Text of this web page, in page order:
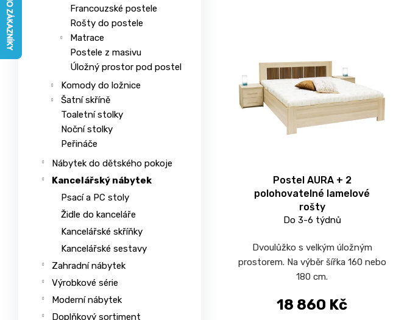
Francouzské postele
Rošty do postele
Matrace
Postele z masivu
Úložný prostor pod postel
Komody do ložnice
Šatní skříně
Toaletní stolky
Noční stolky
Peřináče
Nábytek do dětského pokoje
Kancelářský nábytek
Psací a PC stoly
Židle do kanceláře
Kancelářské skříňky
Kancelářské sestavy
Zahradní nábytek
Výrobkové série
Moderní nábytek
Doplňkový sortiment
Postel AURA + 2
polohovatelné lamelové
rošty
Do 3-6 týdnů
18 860 Kč
Dvoulůžko s velkým úložným
prostorem. Na výběr šířka 160 nebo
180 cm.
j
í
t
?
HLEDAT